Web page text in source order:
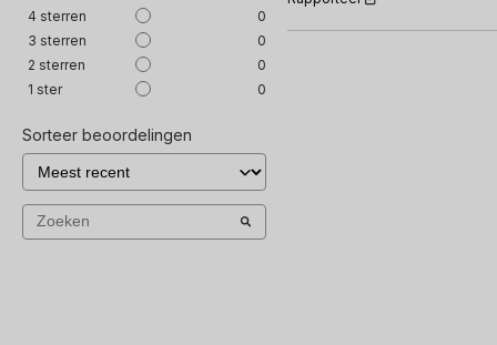
4 sterren
0
3 sterren
0
2 sterren
0
1 ster 0
Sorteer beoordelingen